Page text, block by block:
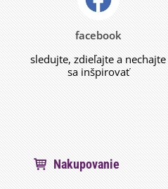
facebook
sledujte, zdieľajte a nechajte
sa inšpirovať
Nakupovanie